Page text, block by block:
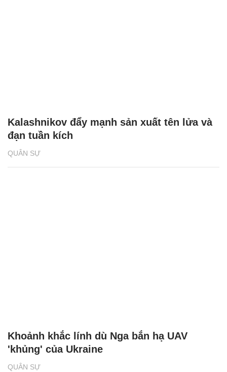
QUÂN SỰ
Kalashnikov đẩy mạnh sản xuất tên lửa và
đạn tuần kích
QUÂN SỰ
Khoảnh khắc lính dù Nga bắn hạ UAV
'khủng' của Ukraine